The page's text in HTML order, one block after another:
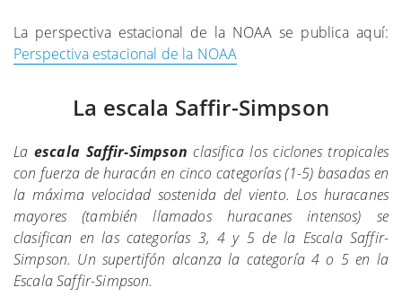
La perspectiva estacional de la NOAA se publica aquí:
Perspectiva estacional de la NOAA
La escala Saffir-Simpson
La escala Saffir-Simpson clasifica los ciclones tropicales
con fuerza de huracán en cinco categorías (1-5) basadas en
la máxima velocidad sostenida del viento. Los huracanes
mayores (también llamados huracanes intensos) se
clasifican en las categorías 3, 4 y 5 de la Escala Saffir-
Simpson. Un supertifón alcanza la categoría 4 o 5 en la
Escala Saffir-Simpson.